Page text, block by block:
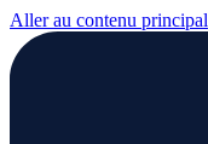
Aller au contenu principal